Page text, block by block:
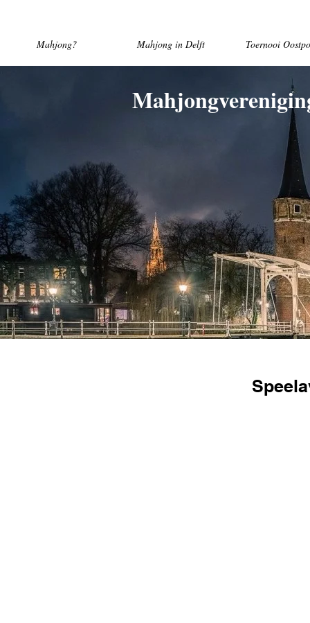
Mahjong? Mahjong in Delft Toernooi